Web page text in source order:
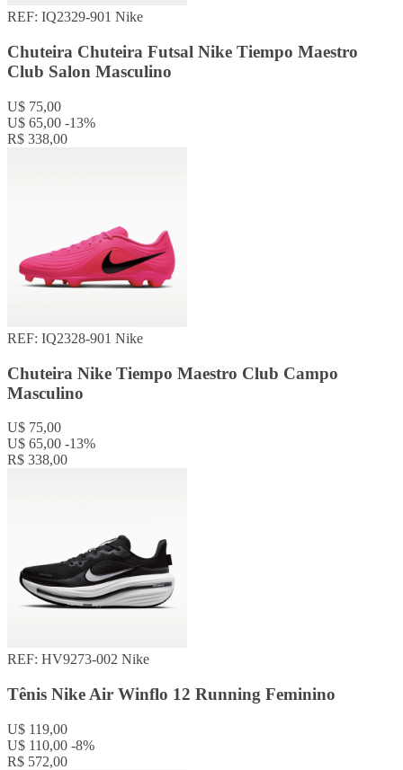
REF: IQ2329-901 Nike
Chuteira Chuteira Futsal Nike Tiempo Maestro
Club Salon Masculino
U$ 75,00
U$ 65,00 -13%
R$ 338,00
REF: IQ2328-901 Nike
Chuteira Nike Tiempo Maestro Club Campo
Masculino
U$ 75,00
U$ 65,00 -13%
R$ 338,00
REF: HV9273-002 Nike
Tênis Nike Air Winflo 12 Running Feminino
U$ 119,00
U$ 110,00 -8%
R$ 572,00